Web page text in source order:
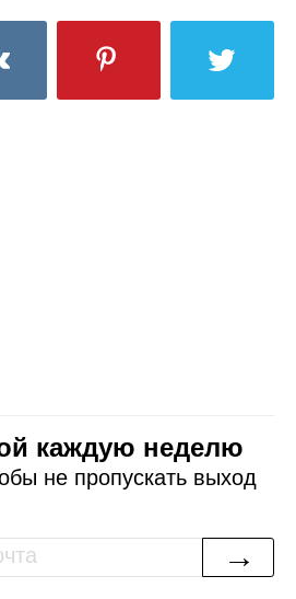
каждую неделю
не пропускать выход
→